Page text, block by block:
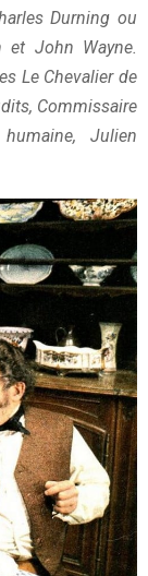
Durning ou
et John Wayne.
Le Chevalier de
Commissaire
Julien